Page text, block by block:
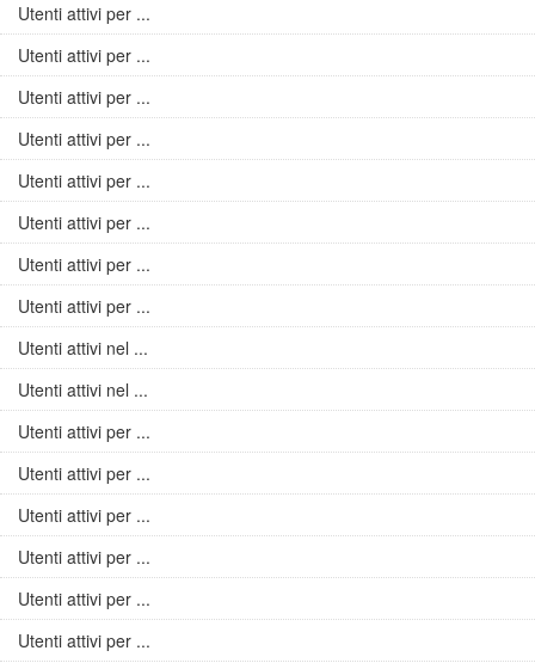
Utenti attivi per ...
Utenti attivi per ...
Utenti attivi per ...
Utenti attivi per ...
Utenti attivi per ...
Utenti attivi per ...
Utenti attivi per ...
Utenti attivi per ...
Utenti attivi nel ...
Utenti attivi nel ...
Utenti attivi per ...
Utenti attivi per ...
Utenti attivi per ...
Utenti attivi per ...
Utenti attivi per ...
Utenti attivi per ...